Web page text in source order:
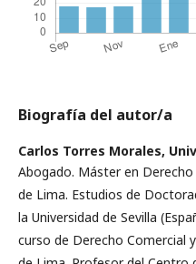
Biografía del autor/a
Carlos Torres Morales,
Abogado. Máster en
de Lima. Estudios de
la Universidad de Sevilla
curso de Derecho Comercial